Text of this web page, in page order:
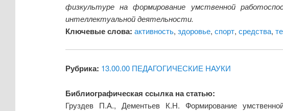
физкультуре на формирование умственной
интеллектуальной деятельности.
Ключевые слова: активность, здоровье, спорт, средства,
Рубрика: 13.00.00 ПЕДАГОГИЧЕСКИЕ НАУКИ
Библиографическая ссылка на статью:
Груздев П.А., Дементьев К.Н. Формирование